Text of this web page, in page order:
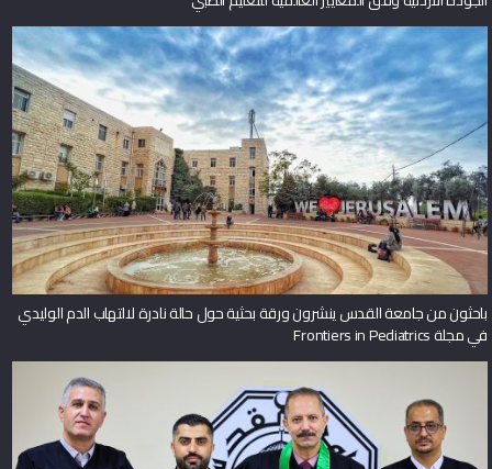
باحثون من جامعة القدس ينشرون ورقة بحثية حول حالة نادرة لالتهاب الدم الوليدي
في مجلة Frontiers in Pediatrics